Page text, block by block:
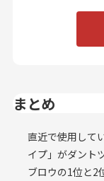
まとめ
直近で使用して
イプ」がダント
ブロウの1位と2